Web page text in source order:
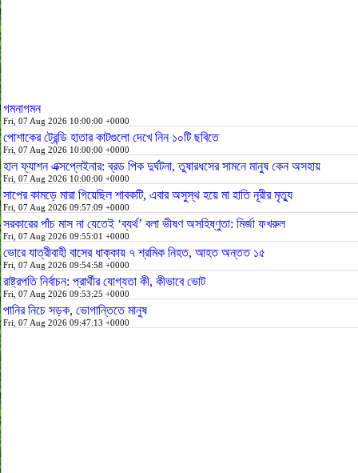
গমনাগমন
Fri, 07 Aug 2026 10:00:00 +0000
পোশাকের ট্রেন্ডি হাতার কাটগুলো দেখে নিন ১০টি ছবিতে
Fri, 07 Aug 2026 10:00:00 +0000
হাল ফ্যাশন এক্সপ্লেইনার: ব্রড পিক দুর্ঘটনা, তুষারধসের সামনে মানুষ কেন অসহায়
Fri, 07 Aug 2026 10:00:00 +0000
সাপের কামড়ে মারা গিয়েছিল শাবকটি, এবার অসুস্থ হয়ে মা হাতি নূরীর মৃত্যু
Fri, 07 Aug 2026 09:57:09 +0000
সরকারের পাঁচ মাস না যেতেই ‘ব্যর্থ’ বলা ভীষণ অসহিষ্ণুতা: মির্জা ফখরুল
Fri, 07 Aug 2026 09:55:01 +0000
ভোরে যাত্রীবাহী বাসের ধাক্কায় ৭ শ্রমিক নিহত, আহত অন্তত ১৫
Fri, 07 Aug 2026 09:54:58 +0000
রাষ্ট্রপতি নির্বাচন: প্রার্থীর যোগ্যতা কী, কীভাবে ভোট
Fri, 07 Aug 2026 09:53:25 +0000
পানির নিচে সড়ক, ভোগান্তিতে মানুষ
Fri, 07 Aug 2026 09:47:13 +0000